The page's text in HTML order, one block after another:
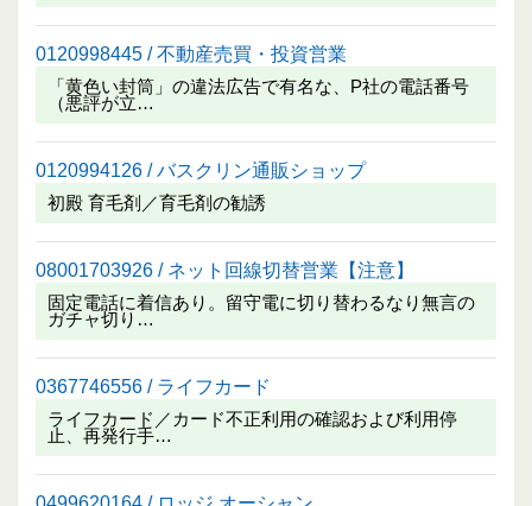
0120998445 / 不動産売買・投資営業
「黄色い封筒」の違法広告で有名な、P社の電話番号
（悪評が立…
0120994126 / バスクリン通販ショップ
初殿 育毛剤／育毛剤の勧誘
08001703926 / ネット回線切替営業【注意】
固定電話に着信あり。留守電に切り替わるなり無言の
ガチャ切り…
0367746556 / ライフカード
ライフカード／カード不正利用の確認および利用停
止、再発行手…